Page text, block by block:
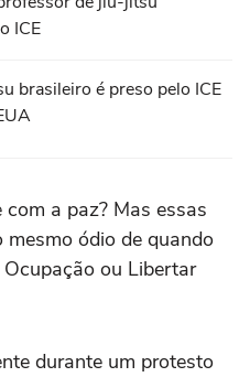
ICE
brasileiro é preso pelo ICE
a paz? Mas essas
ódio de quando
ou Libertar
durante um protesto